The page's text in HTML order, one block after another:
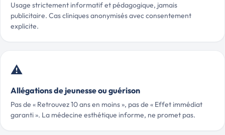
Usage strictement informatif et pédagogique, jamais
publicitaire. Cas cliniques anonymisés avec consentement
explicite.
⚠️
Allégations de jeunesse ou guérison
Pas de « Retrouvez 10 ans en moins », pas de « Effet immédiat
garanti ». La médecine esthétique informe, ne promet pas.